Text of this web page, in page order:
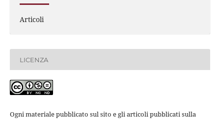
Articoli
LICENZA
Ogni materiale pubblicato sul sito e gli articoli pubblicati sulla